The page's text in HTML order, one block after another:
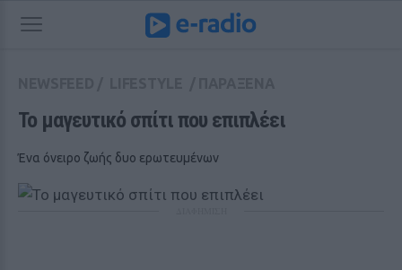
Το μαγευτικό σπίτι που επιπλέει
Ένα όνειρο ζωής δυο ερωτευμένων